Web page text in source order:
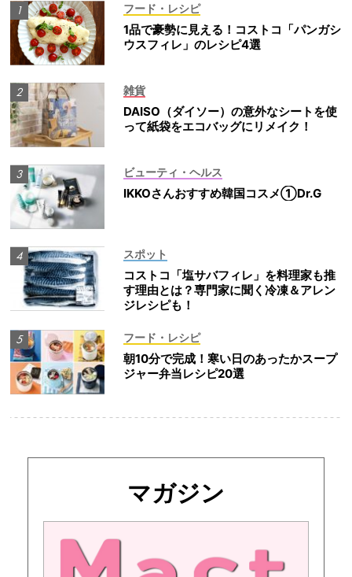
フード・レシピ
1品で豪勢に見える！コストコ「パンガシ
ウスフィレ」のレシピ4選
雑貨
DAISO（ダイソー）の意外なシートを使
って紙袋をエコバッグにリメイク！
ビューティ・ヘルス
IKKOさんおすすめ韓国コスメ①Dr.G
スポット
コストコ「塩サバフィレ」を料理家も推
す理由とは？専門家に聞く冷凍＆アレン
ジレシピも！
フード・レシピ
朝10分で完成！寒い日のあったかスープ
ジャー弁当レシピ20選
マガジン